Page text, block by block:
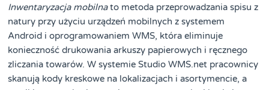
Inwentaryzacja mobilnato metoda przeprowadzania spisu z
natury przy użyciu urządzeń mobilnych z systemem
Android i oprogramowaniem WMS, która eliminuje
konieczność drukowania arkuszy papierowych i ręcznego
zliczania towarów. W systemie Studio WMS.net pracownicy
skanują kody kreskowe na lokalizacjach i asortymencie, a